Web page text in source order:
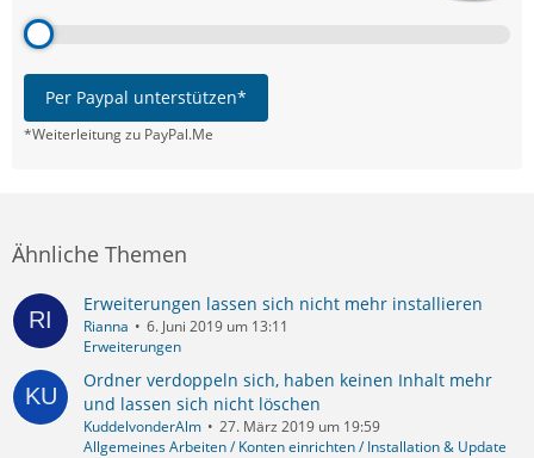
Per Paypal unterstützen*
*Weiterleitung zu PayPal.Me
Ähnliche Themen
Erweiterungen lassen sich nicht mehr installieren
Rianna
6. Juni 2019 um 13:11
Erweiterungen
Ordner verdoppeln sich, haben keinen Inhalt mehr
und lassen sich nicht löschen
KuddelvonderAlm
27. März 2019 um 19:59
Allgemeines Arbeiten / Konten einrichten / Installation & Update